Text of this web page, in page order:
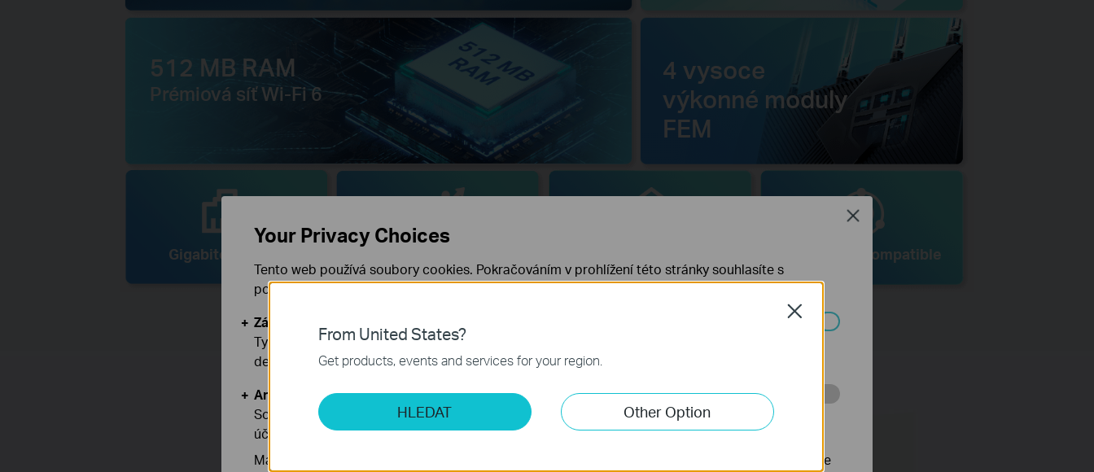
512 MB RAM
Prémiová síť Wi-Fi 6
4 vysoce
výkonné moduly
FEM
Gigabitové porty EasyMesh-Compatible
From United States?
Get products, events and services for your region.
HLEDAT Other Option
Close
Your Privacy Choices
Tento web používá soubory cookies. Pokračováním v prohlížení této stránky souhlasíte s
používáním našich cookies.Již nezobrazovatZjistit více.
Základní cookies
Tyto cookies jsou nezbytné pro fungování webových stránek a nelze je ve vašich systémech
deaktivovat.
Analytické a marketingové cookies
Soubory cookie pro nám umožňují analyzovat vaše aktivity na našich webových stránkách za
účelem zlepšení a přizpůsobení jejich funkčnosti.
Marketingové soubory cookie mohou prostřednictvím našich webových stránek nastavit, aby se
Close